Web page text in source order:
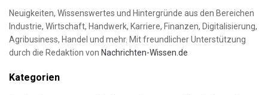
Neuigkeiten, Wissenswertes und Hintergründe aus den Bereichen
Industrie, Wirtschaft, Handwerk, Karriere, Finanzen, Digitalisierung,
Agribusiness, Handel und mehr. Mit freundlicher Unterstützung
durch die Redaktion von Nachrichten-Wissen.de
Kategorien